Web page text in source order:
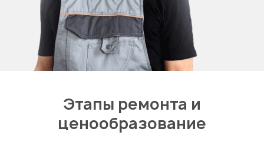
Этапы ремонта и
ценообразование